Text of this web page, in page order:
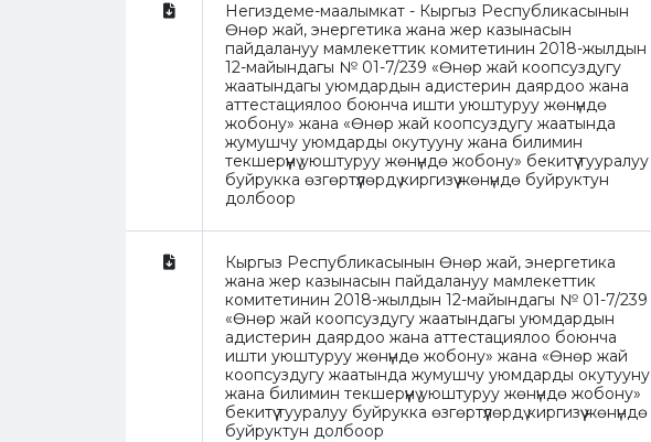
Негиздеме-маалымкат - Кыргыз Республикасынын
Өнөр жай, энергетика жана жер казынасын
пайдалануу мамлекеттик комитетинин 2018-жылдын
12-майындагы № 01-7/239 «Өнөр жай коопсуздугу
жаатындагы уюмдардын адистерин даярдоо жана
аттестациялоо боюнча ишти уюштуруу жөнүндө
жобону» жана «Өнөр жай коопсуздугу жаатында
жумушчу уюмдарды окутууну жана билимин
текшерүүнү уюштуруу жөнүндө жобону» бекитүү тууралуу
буйрукка өзгөртүүлөрдү киргизүү жөнүндө буйруктун
долбоор
Кыргыз Республикасынын Өнөр жай, энергетика
жана жер казынасын пайдалануу мамлекеттик
комитетинин 2018-жылдын 12-майындагы № 01-7/239
«Өнөр жай коопсуздугу жаатындагы уюмдардын
адистерин даярдоо жана аттестациялоо боюнча
ишти уюштуруу жөнүндө жобону» жана «Өнөр жай
коопсуздугу жаатында жумушчу уюмдарды окутууну
жана билимин текшерүүнү уюштуруу жөнүндө жобону»
бекитүү тууралуу буйрукка өзгөртүүлөрдү киргизүү жөнүндө
буйруктун долбоор